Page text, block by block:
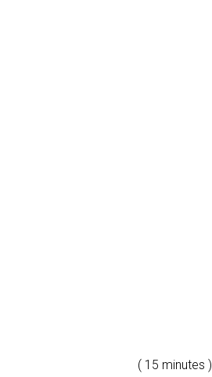
( 15 minutes )